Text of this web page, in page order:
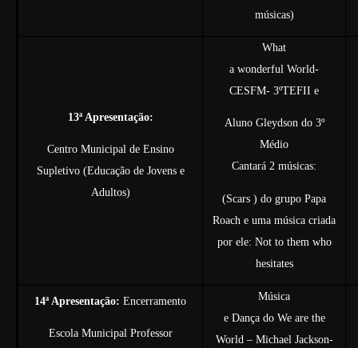
músicas)
13ª Apresentação:
Centro Municipal de Ensino
Supletivo (Educação de Jovens e
Adultos)
What
a wonderful World-
CESFM- 3ºTEFII e
Aluno Gleydson do 3º
Médio
Cantará 2 músicas:
(Scars ) do grupo Papa
Roach e uma música criada
por ele: Not to them who
hesitates
14ª Apresentação: Encerramento
Escola Municipal Professor
Música
e Dança do We are the
World – Michael Jackson-